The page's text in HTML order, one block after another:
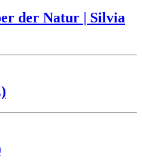
der Natur | Silvia